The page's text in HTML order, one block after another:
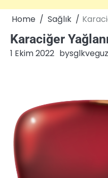
Home Sağlık
Karaciğer
1 Ekim 2022 by